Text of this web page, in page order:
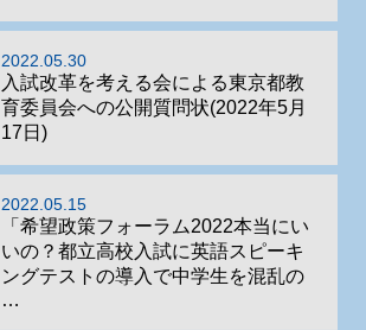
2022.05.30
入試改革を考える会による東京都教
育委員会への公開質問状(2022年5月
17日)
2022.05.15
「希望政策フォーラム2022本当にい
いの？都立高校入試に英語スピーキ
ングテストの導入で中学生を混乱の
…